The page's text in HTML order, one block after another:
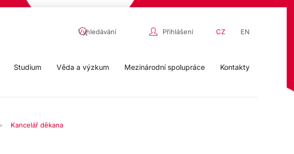
Přihlášení CZ EN
Studium Věda a výzkum Mezinárodní spolupráce Kontakty
Kancelář děkana